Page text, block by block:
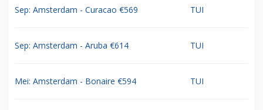
Sep: Amsterdam - Curacao €569 TUI
Sep: Amsterdam - Aruba €614 TUI
Mei: Amsterdam - Bonaire €594 TUI